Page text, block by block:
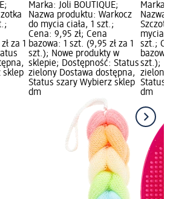
za 1
sklep
Marka: Joli BOUTIQUE;
Nazwa produktu: Warkocz
do mycia ciała, 1 szt.;
Cena: 9,95 zł; Cena
bazowa: 1 szt. (9,95 zł za 1
szt.); Nowe produkty w
sklepie; Dostępność: Status
zielony Dostawa dostępna,
Status szary Wybierz sklep
dm
Marka:
Nazwa
mycia i
szt.;
bazowa:
szt.);
zielony
Status
dm